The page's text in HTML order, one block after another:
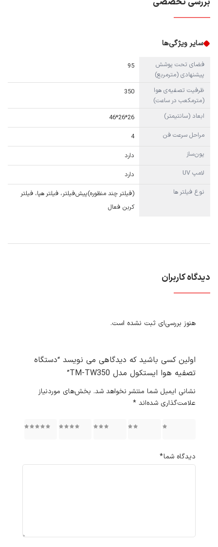
سایر ویژگی‌ها
فضای تحت پوشش
پیشنهادی (مترمربع)
95
ظرفیت تصفیه‌ی هوا
(مترمکعب در ساعت)
350
ابعاد (سانتیمتر)
26*26*46
مراحل سرعت فن
4
یون‌ساز
دارد
لامپ UV
دارد
نوع فیلتر ها
(فیلتر چند منظوره)پیش‌فیلتر، فیلتر هپا، فیلتر
کربن فعال
دیدگاه کاربران
هنوز بررسی‌ای ثبت نشده است.
اولین کسی باشید که دیدگاهی می نویسد “دستگاه
تصفیه هوا ایستکول مدل TM-TW350”
نشانی ایمیل شما منتشر نخواهد شد. بخش‌های موردنیاز
علامت‌گذاری شده‌اند *
۳ از ۵ ۴ از ۵ ۵ از ۵
دیدگاه شما*